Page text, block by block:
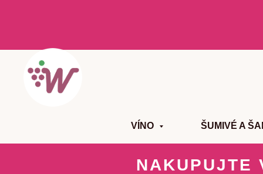
VÍNO ŠUMIVÉ A
NAKUPUJTE